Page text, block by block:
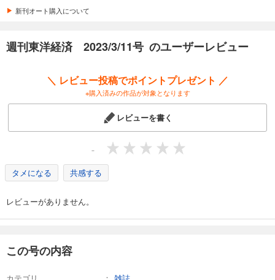
あらすじを表示する
880 円 (税込)
あらすじを表示する
週刊東洋経済 2026/3/28号
880円 (税込)
あらすじを表示する
週刊東洋経済 2026/3/14・3/21合併号
新刊オート購入について
週刊東洋経済 2023/3/11号 のユーザーレビュー
＼ レビュー投稿でポイントプレゼント ／
※購入済みの作品が対象となります
レビューを書く
-
タメになる 共感する
レビューがありません。
この号の内容
カテゴリ 雑誌